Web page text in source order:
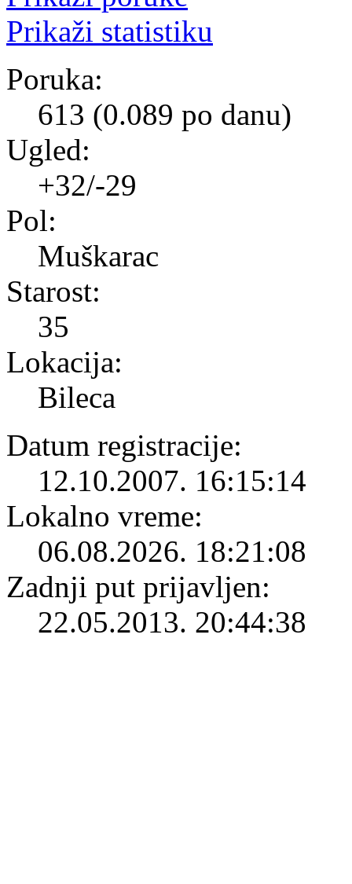
Prikaži statistiku
Poruka:
613 (0.089 po danu)
Ugled:
+32/-29
Pol:
Muškarac
Starost:
35
Lokacija:
Bileca
Datum registracije:
12.10.2007. 16:15:14
Lokalno vreme:
06.08.2026. 18:21:08
Zadnji put prijavljen:
22.05.2013. 20:44:38